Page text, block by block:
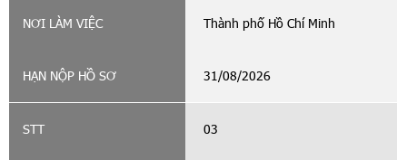
Thành phố Hồ Chí Minh
31/08/2026
03